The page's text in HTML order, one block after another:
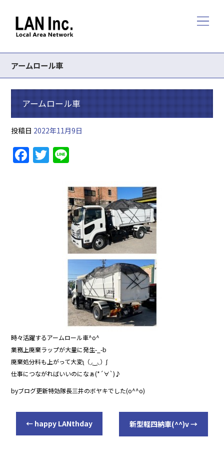
アームロール車
アームロール車
投稿日 2022年11月9日
F
a
T
w
e
時々活躍するアームロール車^o^
業務上廃棄ラップが大量に発生-_-b
廃棄処分料も上がって大変ʅ（◞‿◟）ʃ
仕事につながればいいのになぁ(*´∀`)♪
byブログ更新特効隊長三井のボヤキでした(o^^o)
← happy LANthday 新型軽四納車(^^)v→